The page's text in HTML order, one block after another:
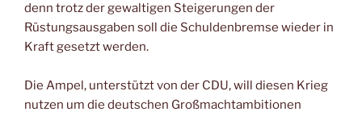
denn trotz der gewaltigen Steigerungen der
Rüstungsausgaben soll die Schuldenbremse wieder in
Kraft gesetzt werden.
Die Ampel, unterstützt von der CDU, will diesen Krieg
nutzen um die deutschen Großmachtambitionen